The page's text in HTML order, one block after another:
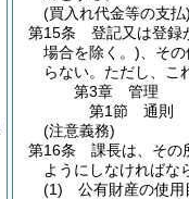
(買入れ代金等の支払)
第15条
登記又は登録
場合を除く。) 、そ
らない。 ただし、こ
第3章
管理
第1節
通則
(注意義務)
第16条
課長は、その
ようにしなければな
(1)
公有財産の使用